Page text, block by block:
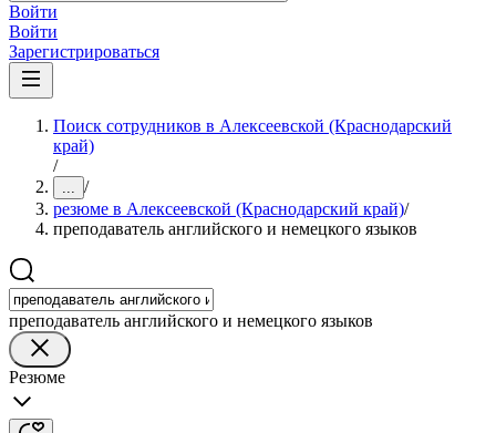
Войти
Войти
Зарегистрироваться
Поиск сотрудников в Алексеевской (Краснодарский
край)
/
... /
резюме в Алексеевской (Краснодарский край)/
преподаватель английского и немецкого языков
преподаватель английского и немецкого языков
Резюме